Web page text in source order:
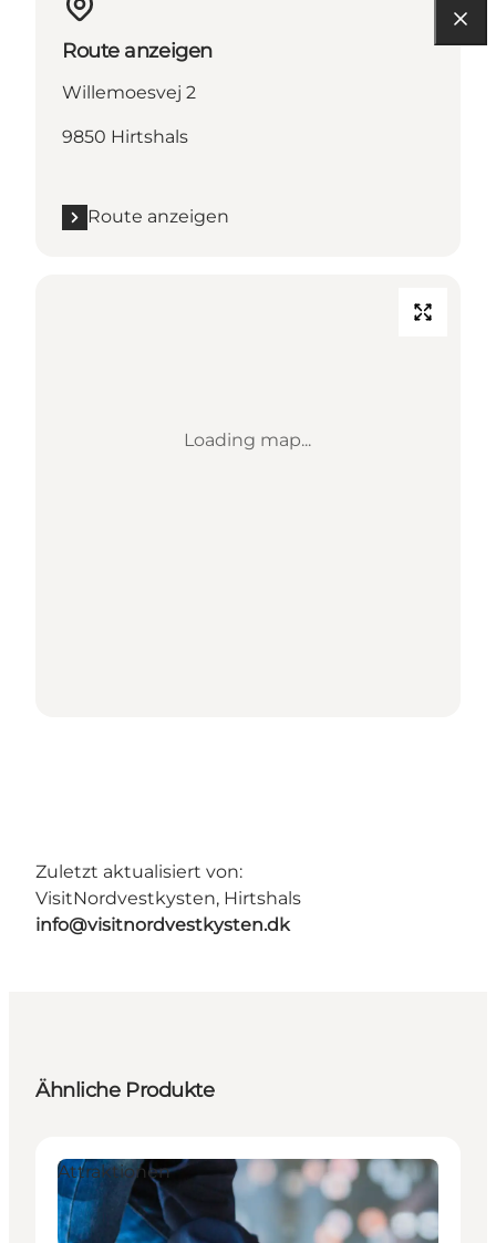
Route anzeigen
Willemoesvej 2
9850 Hirtshals
Route anzeigen
Loading map...
Zuletzt aktualisiert von:
VisitNordvestkysten, Hirtshals
info@visitnordvestkysten.dk
Ähnliche Produkte
Attraktionen